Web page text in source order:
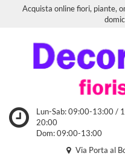
Acquista online fiori, piante,
Lun-Sab: 09:00-13:00 /
20:00
Dom: 09:00-13:00
Via Porta al